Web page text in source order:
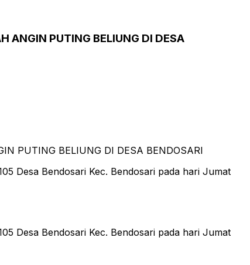
ANGIN PUTING BELIUNG DI DESA
Desa Bendosari Kec. Bendosari pada hari Jumat
Desa Bendosari Kec. Bendosari pada hari Jumat